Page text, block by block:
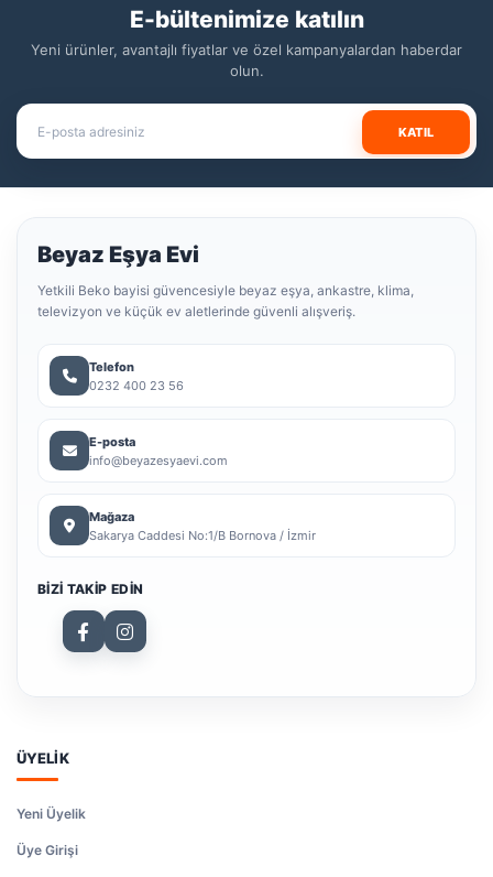
E-bültenimize katılın
Yeni ürünler, avantajlı fiyatlar ve özel kampanyalardan haberdar
olun.
KATIL
Beyaz Eşya Evi
Yetkili Beko bayisi güvencesiyle beyaz eşya, ankastre, klima,
televizyon ve küçük ev aletlerinde güvenli alışveriş.
Telefon
0232 400 23 56
E-posta
info@beyazesyaevi.com
Mağaza
Sakarya Caddesi No:1/B Bornova / İzmir
BIZI TAKIP EDIN
ÜYELİK
Yeni Üyelik
Üye Girişi